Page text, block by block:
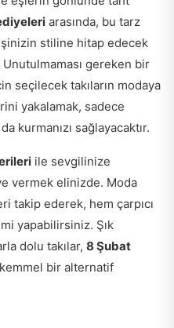
arasında, bu tarz
stiline hitap edecek
gereken bir
seçilecek takıların modaya
yakalamak, sadece
kurmanızı sağlayacaktır.
ile sevgilinize
vermek elinizde. Moda
takip ederek, hem çarpıcı
yapabilirsiniz. Şık
dolu takılar, 8 Şubat
bir alternatif